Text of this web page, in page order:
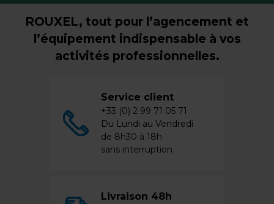
ROUXEL, tout pour l’agencement et
l’équipement indispensable à vos
activités professionnelles.
Service client
+33 (0) 2 99 71 05 71
Du Lundi au Vendredi
de 8h30 à 18h
sans interruption
Livraison 48h